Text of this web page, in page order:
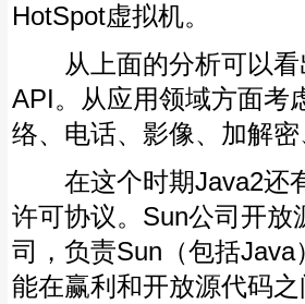
HotSpot虚拟机。
从上面的分析可以看
API。从应用领域方面考
络、电话、影像、加解
在这个时期Java2还有
许可协议。Sun公司开放
司，负责Sun（包括
能在赢利和开放源代码